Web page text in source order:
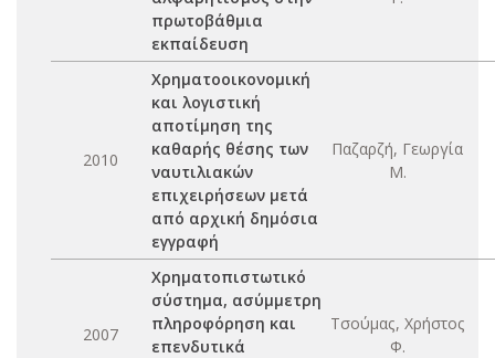
πρωτοβάθμια
εκπαίδευση
2010
Χρηματοοικονομική
και λογιστική
αποτίμηση της
καθαρής θέσης των
ναυτιλιακών
επιχειρήσεων μετά
από αρχική δημόσια
εγγραφή
Παζαρζή, Γεωργία
Μ.
2007
Χρηματοπιστωτικό
σύστημα, ασύμμετρη
πληροφόρηση και
επενδυτικά
Τσούμας, Χρήστος
Φ.